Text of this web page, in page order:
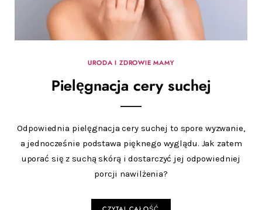
URODA I ZDROWIE MAMY
Pielęgnacja cery suchej
Odpowiednia pielęgnacja cery suchej to spore wyzwanie,
a jednocześnie podstawa pięknego wyglądu. Jak zatem
uporać się z suchą skórą i dostarczyć jej odpowiedniej
porcji nawilżenia?